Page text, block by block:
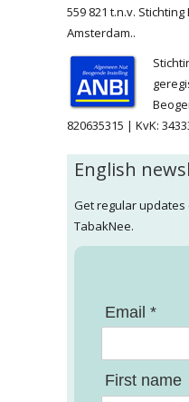
559 821 t.n.v.
Amsterdam..
820635315 | KvK:
English
Get regular
TabakNee.
Email *
First name